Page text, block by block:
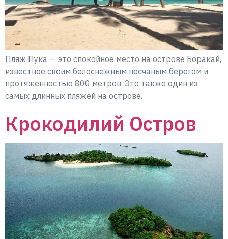
Пляж Пука — это спокойное место на острове Боракай,
известное своим белоснежным песчаным берегом и
протяженностью 800 метров. Это также один из
самых длинных пляжей на острове.
Крокодилий Остров